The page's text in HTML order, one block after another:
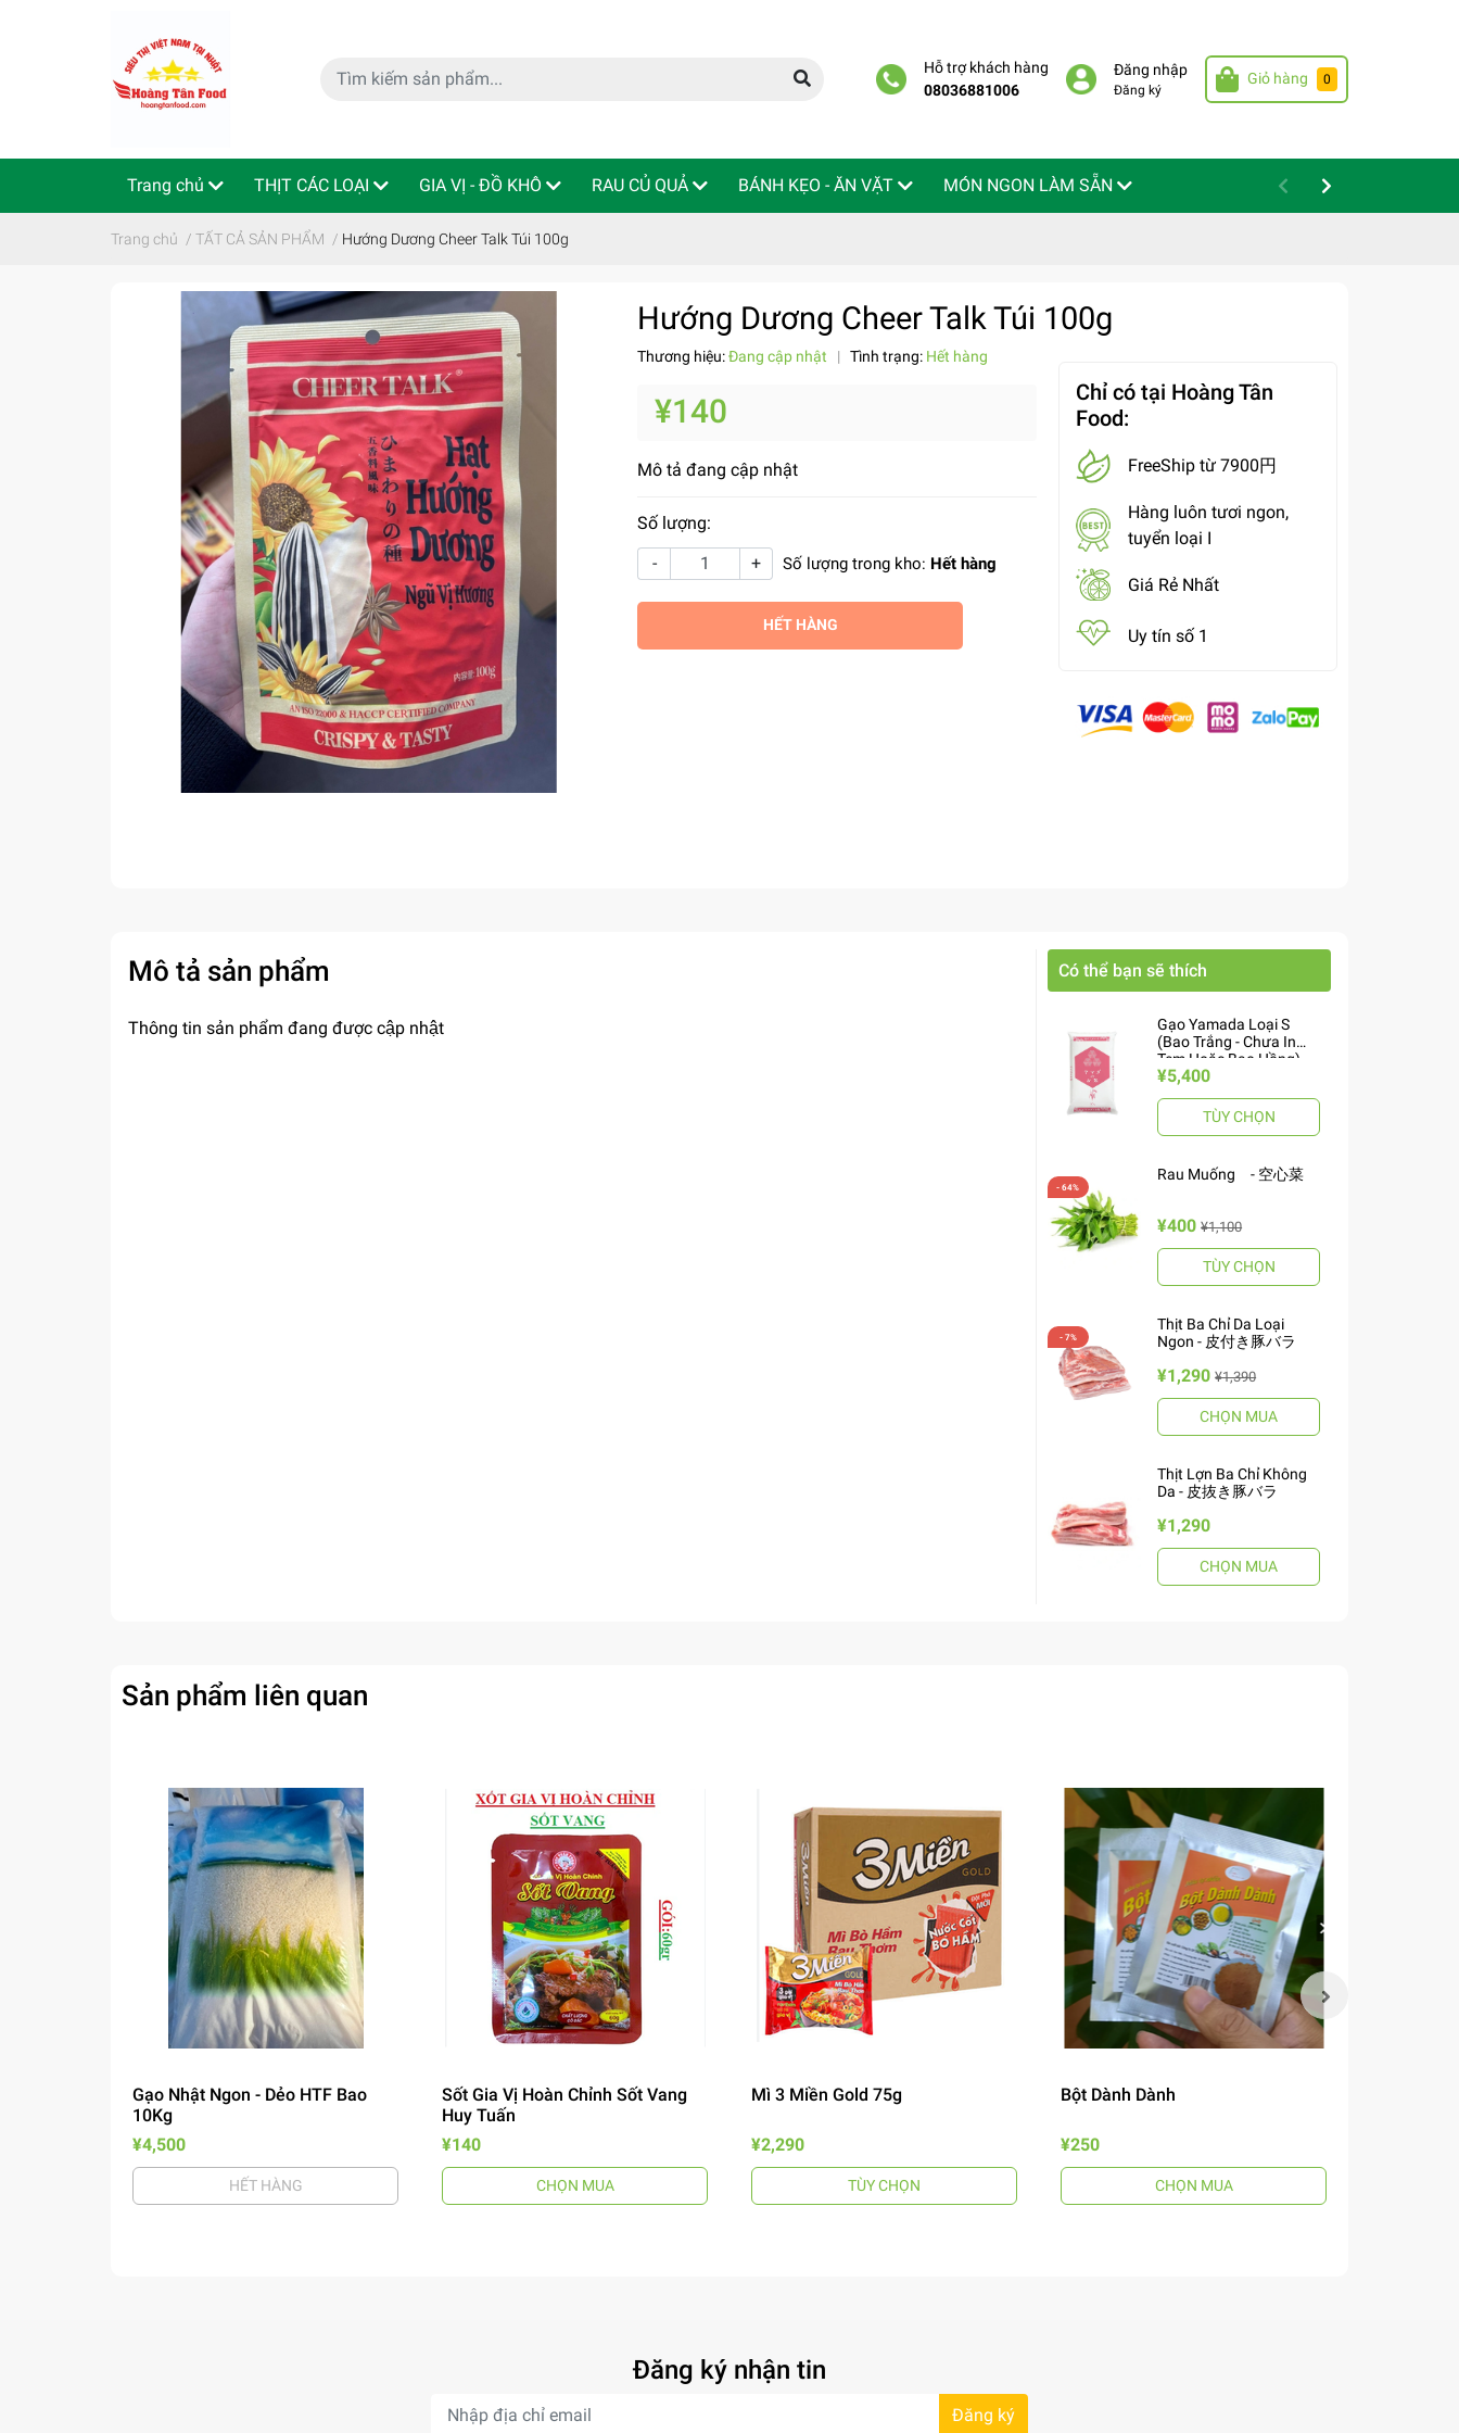
Hỗ trợ khách hàng
08036881006
Đăng nhập
Đăng ký
Giỏ hàng 0
Trang chủ THỊT CÁC LOẠI GIA VỊ - ĐỒ KHÔ RAU CỦ QUẢ BÁNH KẸO - ĂN VẶT MÓN NGON LÀM SẴN
特定商取引法 Indo - ThaiLan
Trang chủ / TẤT CẢ SẢN PHẨM / Hướng Dương Cheer Talk Túi 100g
Hướng Dương Cheer Talk Túi 100g
Thương hiệu:Đang cập nhật | Tình trạng: Hết hàng
¥140
Mô tả đang cập nhật
Số lượng:
-
+ Số lượng trong kho: Hết hàng
HẾT HÀNG
Chỉ có tại Hoàng Tân
Food:
FreeShip từ 7900円
Hàng luôn tươi ngon,
tuyển loại I
Giá Rẻ Nhất
Uy tín số 1
Mô tả sản phẩm
Thông tin sản phẩm đang được cập nhật
Có thể bạn sẽ thích
Gạo Yamada Loại S
(Bao Trắng - Chưa In
Tem Hoặc Bao Hồng)
10kg ヤマダお米 S
¥5,400
TÙY CHỌN
Rau Muống - 空心菜
¥400 ¥1,100
TÙY CHỌN
Thịt Ba Chỉ Da Loại
Ngon - 皮付き豚バラ
¥1,290 ¥1,390
CHỌN MUA
Thịt Lợn Ba Chỉ Không
Da - 皮抜き豚バラ
¥1,290
CHỌN MUA
Sản phẩm liên quan
Gạo Nhật Ngon - Dẻo HTF Bao
10Kg
¥4,500
HẾT HÀNG
Sốt Gia Vị Hoàn Chỉnh Sốt Vang
Huy Tuấn
¥140
CHỌN MUA
Mì 3 Miền Gold 75g
¥2,290
TÙY CHỌN
Bột Dành Dành
¥250
CHỌN MUA
Đăng ký nhận tin
Đăng ký